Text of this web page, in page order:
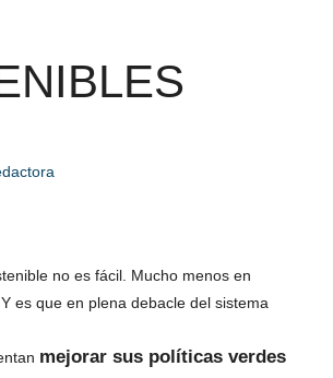
no es fácil. Mucho menos en
es que en plena debacle del sistema
mejorar sus políticas verdes